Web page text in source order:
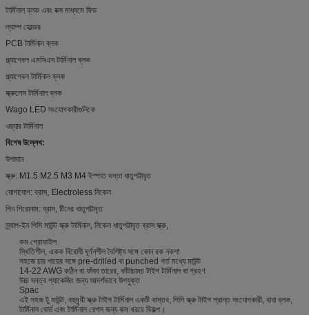
টার্মিনাল ব্লক এবং বক্স মাধ্যমে ফিড
ল্যাম্প হোল্ডার
PCB টার্মিনাল ব্লক
প্ল্যাগেবল এমসিএস টার্মিনাল ব্লক
প্ল্যাগেবল টার্মিনাল ব্লক
স্ক্রুলেস টার্মিনাল ব্লক
Wago LED সংযোগকারীগুলিকে
ওয়্যার টার্মিনাল
বিশেষ উল্লেখ:
উপাদান
স্ক্রু: M1.5 M2.5 M3 M4 ইস্পাত দস্তা ধাতুপট্টাবৃত
যোগাযোগ: ব্রাস, Electroless নিকেল
পিন শিরোনাম: ব্রাস, টিনের ধাতুপট্টাবৃত
স্ন্যাপ-ইন পিসি মাউন্ট স্ক্রু টার্মিনাল, নিকেল ধাতুপট্টাবৃত ব্রাস স্ক্রু,
কম প্রোফাইল
স্থিতিশীল, একক বিরোধী ঘূর্ণনশীল বৈশিষ্ট্য সঙ্গে কোন রক নকশা
সহজে চার পায়ের সঙ্গে pre-drilled বা punched গর্ত মধ্যে মাউন্ট
14-22 AWG কঠিন বা ফাঁকা তারের, কাঁটাচামচ টাইপ টার্মিনাল বা গ্রহণ
উচ্চ ঘনত্ব প্যাকেজিং জন্য আদর্শভাবে উপযুক্ত
Spac
এই সহজ টু মাউন্ট, বহুমুখী স্ক্রু টাইপ টার্মিনাল একটি বাস্তব, পিসি স্ক্রু টাইপ প্রান্ত সংযোগকারী, বাধা ব্লক,
টার্মিনাল বোর্ড এবং টার্মিনাল রেপস জন্য কম খরচে বিকল্প।